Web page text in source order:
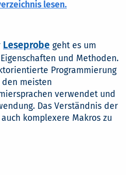
lesen.
Leseprobe geht es um
und Methoden.
Programmierung
meisten
verwendet und
Das Verständnis der
komplexere Makros zu